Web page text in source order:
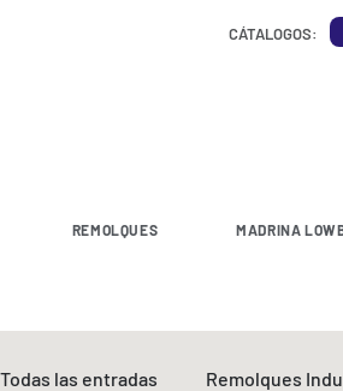
CÁTALOGOS:
REMOLQUES MADRINA
Todas las entradas Remolques